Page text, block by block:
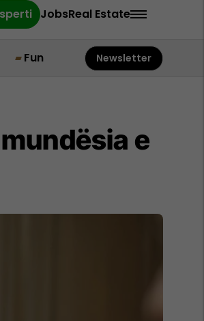
JobsReal Estate
Fun Newsletter
e